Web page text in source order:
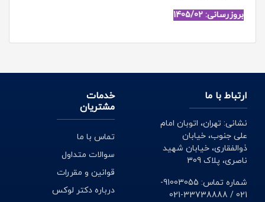
بروزرسانی: 1405/02
ارتباط با ما
نشانی: تهران، اتوبان امام
علی جنوب، خیابان
ذوالفقاری، خیابان شهید
ناصری، پلاک 309
شماره تماس: 91003055-
021 / 33738888-021
خدمات
مشتریان
تماس با ما
سوالات متداول
قوانین و مقررات
درباره دکتر لوکس